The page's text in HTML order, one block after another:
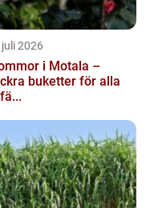
juli 2026
i Motala –
buketter för alla